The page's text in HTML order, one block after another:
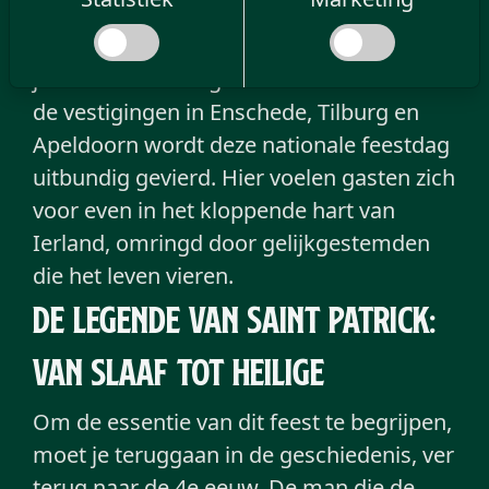
intensiteit en vreugde zoals dat in Dublin
gebeurt, is er in Nederland maar één
de vestigingen in Enschede, Tilburg en
Apeldoorn wordt deze nationale feestdag
uitbundig gevierd. Hier voelen gasten zich
voor even in het kloppende hart van
Ierland, omringd door gelijkgestemden
die het leven vieren.
De legende van Saint Patrick:
van slaaf tot heilige
Om de essentie van dit feest te begrijpen,
moet je teruggaan in de geschiedenis, ver